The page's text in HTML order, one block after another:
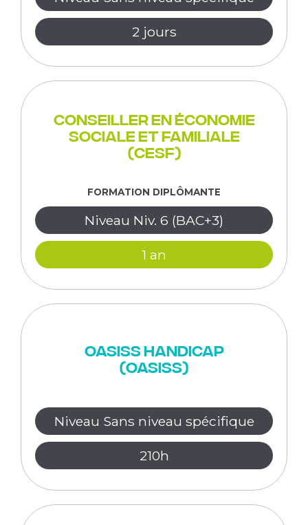
2 jours
Conseiller en économie
sociale et familiale
(CESF)
FORMATION DIPLÔMANTE
Niveau Niv. 6 (BAC+3)
1 an
OASISS Handicap
(OASISS)
Niveau Sans niveau spécifique
210h